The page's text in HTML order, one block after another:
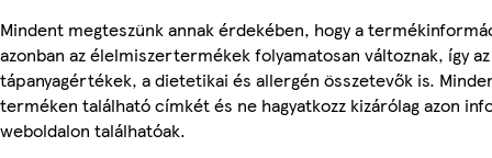
Mindent megteszünk annak érdekében, hogy a
azonban az élelmiszertermékek folyamatosan változnak, így
tápanyagértékek, a dietetikai és allergén összetevők is.
terméken található címkét és ne hagyatkozz kizárólag azon
weboldalon találhatóak.